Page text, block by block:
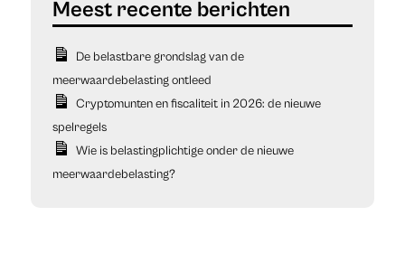
De belastbare grondslag van de
meerwaardebelasting ontleed
Cryptomunten en fiscaliteit in 2026: de nieuwe
spelregels
Wie is belastingplichtige onder de nieuwe
meerwaardebelasting?